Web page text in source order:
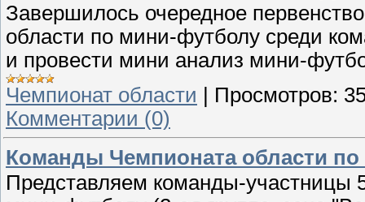
Завершилось очередное
области по мини-футболу среди
и провести мини анализ мини-
Чемпионат области
Просмотров:
Комментарии (0)
Команды Чемпионата области по
Представляем команды-участницы